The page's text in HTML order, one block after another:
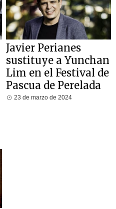
Javier Perianes
sustituye a Yunchan
Lim en el Festival de
Pascua de Perelada
23 de marzo de 2024